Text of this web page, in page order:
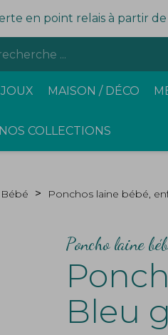
en point relais à partir
MAISON / DÉCO
NOS COLLECTIONS
Ponchos laine bébé,
Poncho laine
Bleu